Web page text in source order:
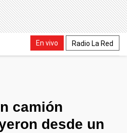
En vivo Radio La Red
camión
desde un